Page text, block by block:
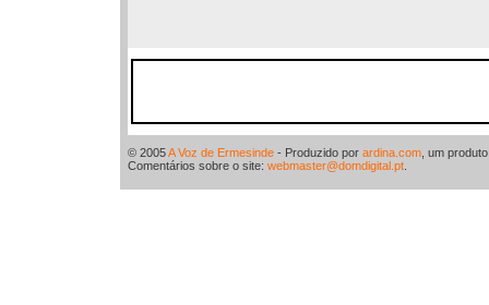
© 2005A Voz de Ermesinde - Produzido por ardina.com , um
Comentários sobre o site: webmaster@domdigital.pt